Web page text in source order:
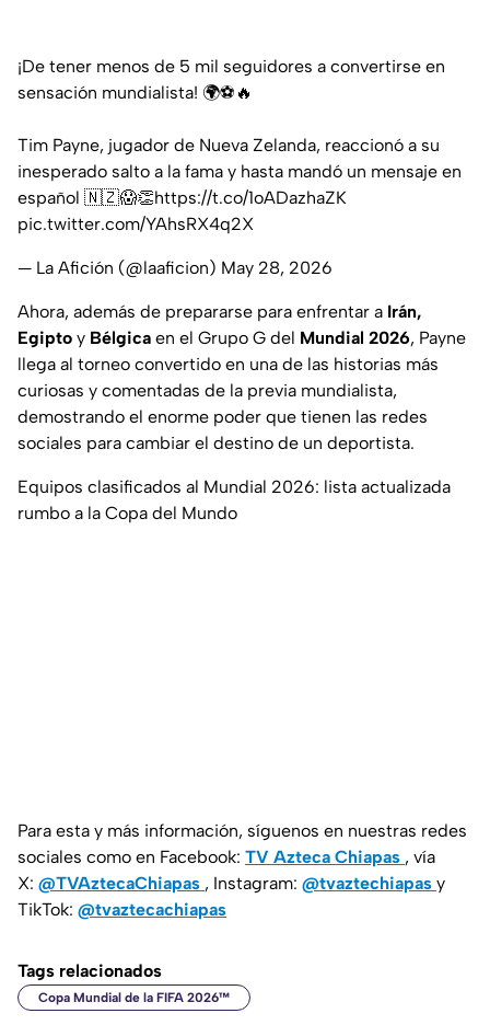
¡De tener menos de 5 mil seguidores a convertirse en
sensación mundialista! 🌍⚽🔥
Tim Payne, jugador de Nueva Zelanda, reaccionó a su
inesperado salto a la fama y hasta mandó un mensaje en
español 🇳🇿😱👏https://t.co/1oADazhaZK
pic.twitter.com/YAhsRX4q2X
— La Afición (@laaficion) May 28, 2026
Ahora, además de prepararse para enfrentar a Irán,
Egipto y Bélgica en el Grupo G del Mundial 2026, Payne
llega al torneo convertido en una de las historias más
curiosas y comentadas de la previa mundialista,
demostrando el enorme poder que tienen las redes
sociales para cambiar el destino de un deportista.
Equipos clasificados al Mundial 2026: lista actualizada
rumbo a la Copa del Mundo
Para esta y más información, síguenos en nuestras redes
sociales como en Facebook: TV Azteca Chiapas , vía
X: @TVAztecaChiapas , Instagram: @tvaztechiapas y
TikTok: @tvaztecachiapas
Tags relacionados
Copa Mundial de la FIFA 2026™